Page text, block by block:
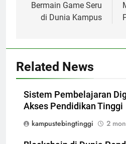
Bermain Game Seru
di Dunia Kampus
Related News
Sistem Pembelajaran
Akses Pendidikan Tinggi
kampustebingtinggi
2